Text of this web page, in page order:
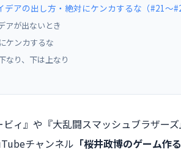
アの出し方・絶対にケンカするな（#21〜
アが出ないとき
ケンカするな
なり、下は上なり
ビィ』や『大乱闘スマッシュブラザー
チャンネル 「桜井政博のゲーム作